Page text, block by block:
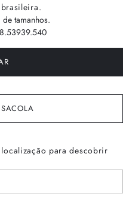
brasileira.
tamanhos.
3939.540
para descobrir